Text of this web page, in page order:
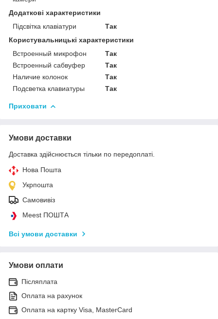
Додаткові характеристики
Підсвітка клавіатури
Так
Користувальницькі характеристики
Встроенный микрофон
Так
Встроенный сабвуфер
Так
Наличие колонок
Так
Подсветка клавиатуры
Так
Приховати
Умови доставки
Доставка здійснюється тільки по передоплаті.
Нова Пошта
Укрпошта
Самовивіз
Meest ПОШТА
Всі умови доставки
Умови оплати
Післяплата
Оплата на рахунок
Оплата на картку Visa, MasterCard